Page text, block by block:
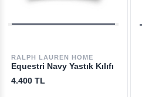
RALPH LAUREN HOME
Equestri Navy Yastık Kılıfı
4.400 TL